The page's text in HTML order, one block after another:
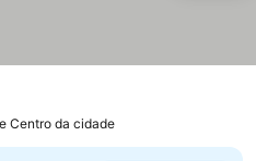
Centro da cidade